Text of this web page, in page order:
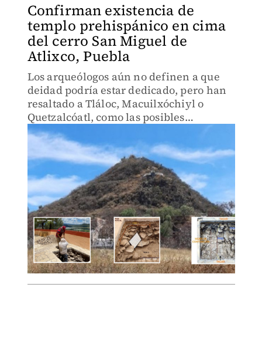
Confirman existencia de
templo prehispánico en cima
del cerro San Miguel de
Atlixco, Puebla
Los arqueólogos aún no definen a que
deidad podría estar dedicado, pero han
resaltado a Tláloc, Macuilxóchiyl o
Quetzalcóatl, como las posibles
opciones.